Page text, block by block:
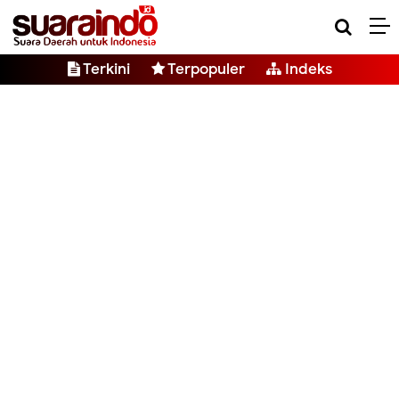
Terkini Terpopuler Indeks